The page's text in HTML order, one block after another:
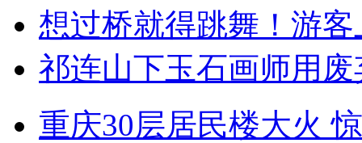
想过桥就得跳舞！游客
祁连山下玉石画师用
重庆30层居民楼大火